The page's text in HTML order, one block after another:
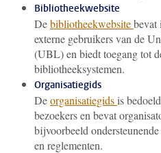
Bibliotheekwebsite
Debibliotheekwebsitebevat
externe gebruikers van de
(UBL) en biedt toegang tot
bibliotheeksystemen.
Organisatiegids
Deorganisatiegidsis
bezoekers en bevat
bijvoorbeeld
en reglementen.